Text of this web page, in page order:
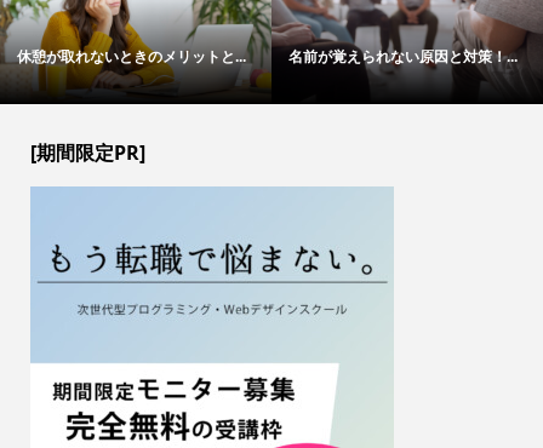
休憩が取れないときのメリットと... 名前が覚えられない原因と対策！...
[期間限定PR]